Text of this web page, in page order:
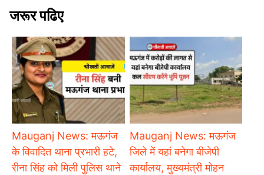
जरूर पढिए
Mauganj News: मऊगंज
के विवादित थाना प्रभारी हटे,
रीना सिंह को मिली पुलिस थाने
Mauganj News: मऊगंज
जिले में यहां बनेगा बीजेपी
कार्यालय, मुख्यमंत्री मोहन